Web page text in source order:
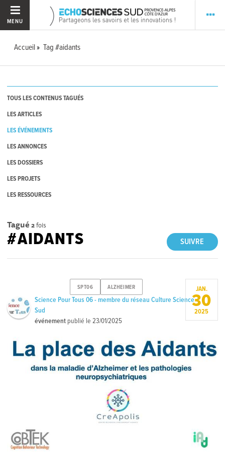
MENU
Accueil Tag #aidants
TOUS LES CONTENUS TAGUÉS
LES ARTICLES
LES ÉVÉNEMENTS
LES ANNONCES
LES DOSSIERS
LES PROJETS
LES RESSOURCES
Tagué 2fois
SUIVRE
#AIDANTS
SPT06 ALZHEIMER
Science Pour Tous 06 - membre du réseau Culture Science
Sud
événement publié le23/01/2025
JAN.
30
2025